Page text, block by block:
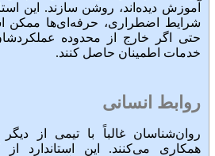
آموزش دیده‌اند، روشن سازند. این
شرایط اضطراری، حرفه‌ای‌ها ممکن
حتی اگر خارج از محدوده
خدمات اطمینان حاصل کنند.
روابط انسانی
روان‌شناسان غالباً با تیمی‌ از
همکاری می‌کنند. این استاندارد از